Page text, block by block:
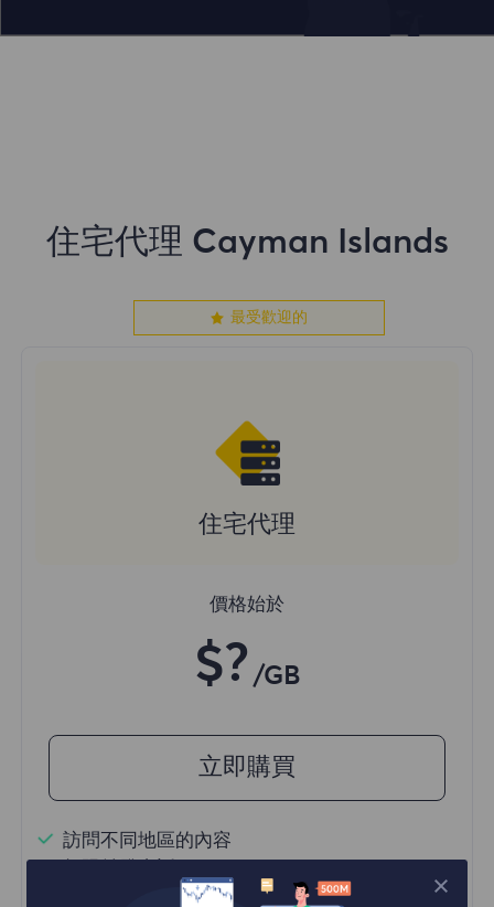
住宅代理 Cayman Islands
最受歡迎的
住宅代理
價格始於
$? /GB
立即購買
訪問不同地區的內容
一億+ 優質住宅代理